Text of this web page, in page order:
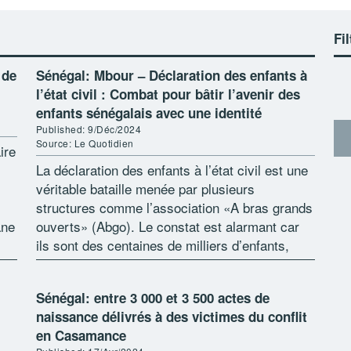
Sénégal: Mbour – Déclaration des enfants à
l’état civil : Combat pour bâtir l’avenir des
enfants sénégalais avec une identité
Published: 9/Déc/2024
Source: Le Quotidien
La déclaration des enfants à l’état civil est une
véritable bataille menée par plusieurs
structures comme l’association «A bras grands
ouverts» (Abgo). Le constat est alarmant car
ils sont des centaines de milliers d’enfants,
voire plus, à être dans cette […]
Sénégal: entre 3 000 et 3 500 actes de
naissance délivrés à des victimes du conflit
en Casamance